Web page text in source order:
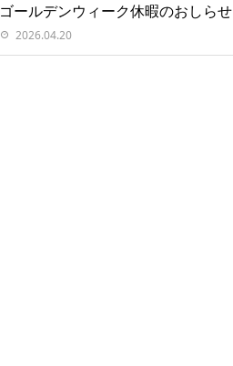
ゴールデンウィーク休暇のおしらせ
2026.04.20